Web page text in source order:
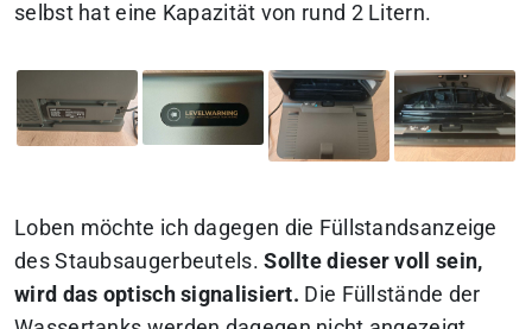
selbst hat eine Kapazität von rund 2 Litern.
Loben möchte ich dagegen die Füllstandsanzeige
des Staubsaugerbeutels.Sollte dieser voll sein,
wird das optisch signalisiert. Die Füllstände der